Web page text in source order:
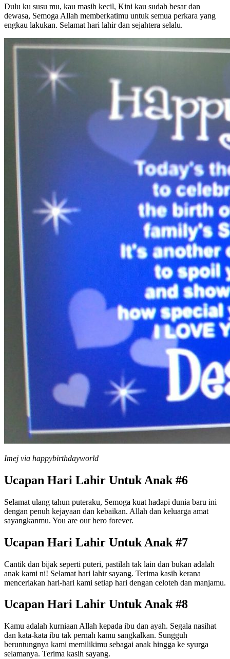
Dulu ku susu mu, kau masih kecil, Kini kau sudah besar dan
dewasa, Semoga Allah memberkatimu untuk semua perkara yang
engkau lakukan. Selamat hari lahir dan sejahtera selalu.
Imej via happybirthdayworld
Ucapan Hari Lahir Untuk Anak #6
Selamat ulang tahun puteraku, Semoga kuat hadapi dunia baru ini
dengan penuh kejayaan dan kebaikan. Allah dan keluarga amat
sayangkanmu. You are our hero forever.
Ucapan Hari Lahir Untuk Anak #7
Cantik dan bijak seperti puteri, pastilah tak lain dan bukan adalah
anak kami ni! Selamat hari lahir sayang. Terima kasih kerana
menceriakan hari-hari kami setiap hari dengan celoteh dan manjamu.
Ucapan Hari Lahir Untuk Anak #8
Kamu adalah kurniaan Allah kepada ibu dan ayah. Segala nasihat
dan kata-kata ibu tak pernah kamu sangkalkan. Sungguh
beruntungnya kami memilikimu sebagai anak hingga ke syurga
selamanya. Terima kasih sayang.